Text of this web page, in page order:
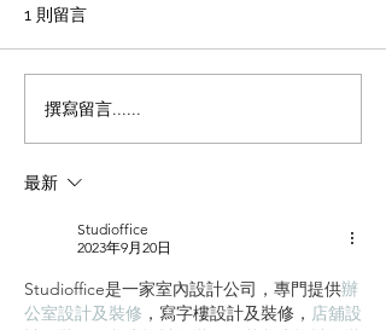
1、重量輕：絕對乾容重500-
土的1/4，粘土磚的1/3，空心
磚的1/2。它類似於木頭，可
的綜合成本。 2、耐火性：耐
材料。...
1 則留言
撰寫留言......
最新
Studioffice
2023年9月20日
Studioffice是一家室內設計公司，專門提供辦
公室設計及裝修 ， 寫字樓設計及裝修 ， 店舖設